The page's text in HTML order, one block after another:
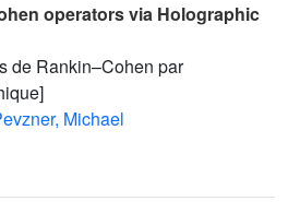
operators via Holographic
de Rankin–Cohen par
Michael